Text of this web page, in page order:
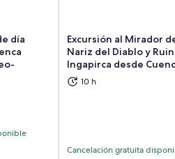
día
en una nueva pestaña
Excursión al Mirador
Nariz del Diablo y
Ingapirca desde
10 h
Cancelación gratuita
Se